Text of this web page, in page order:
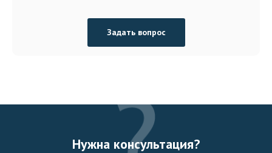
Задать вопрос
Нужна консультация?